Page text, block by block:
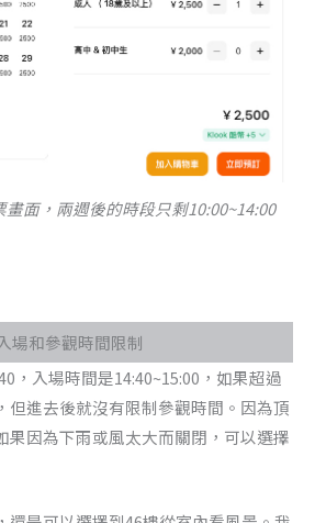
畫面，兩週後的時段只剩10:00~14:00
場和參觀時間限制
，入場時間是14:40~15:00，如果超過
但進去後就沒有限制參觀時間。因為頂
果因為下雨或風太大而關閉，可以選擇